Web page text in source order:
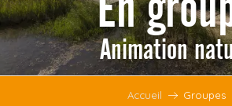
Animation
Accueil Groupes